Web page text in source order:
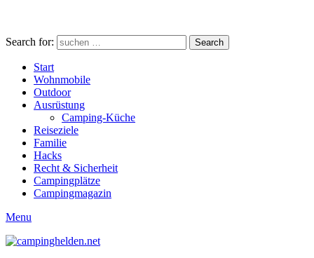
Search for: Search
Start
Wohnmobile
Outdoor
Ausrüstung
Camping-Küche
Reiseziele
Familie
Hacks
Recht & Sicherheit
Campingplätze
Campingmagazin
Menu